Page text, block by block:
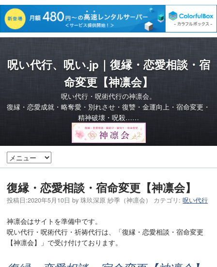
呪い代行、呪い.jp｜復縁・恋愛相談・宿
命変更【神凛会】
呪い代行・呪術代行の神凛会。
復縁・恋愛成就・略奪愛・別れさせ・復讐・金運向上・宿命変更・
精神破壊・呪殺……
復縁・恋愛相談・宿命変更【神凛会】
投稿日:2020年5月10日 by 珠玖深原 紗季（神凛会） カテゴリ: 呪い代行
神凛会はサイトを準備中です。
呪い代行・呪術代行・祈祷代行は、「復縁・恋愛相談・宿命変更
【神凛会】」で受け付けております。